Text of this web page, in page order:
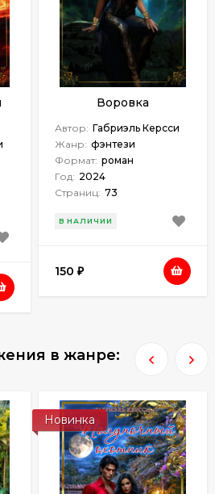
Воровка
Автор: Габриэль Керсси
Жанр: фэнтези
Формат: роман
Год: 2024
Страниц: 73
В НАЛИЧИИ
150 ₽
в жанре:
Новинка